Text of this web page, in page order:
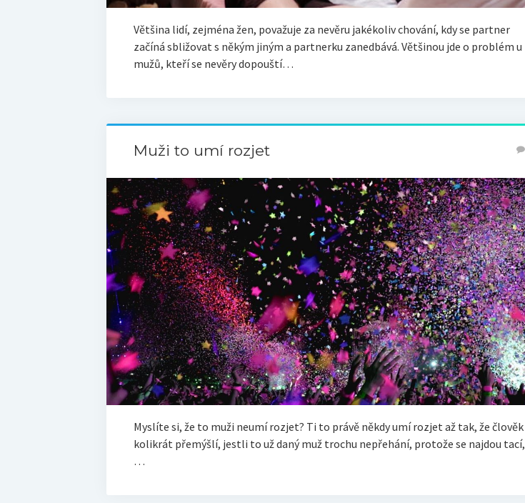
Většina lidí, zejména žen, považuje za nevěru jakékoliv chování, kdy se partner
začíná sbližovat s někým jiným a partnerku zanedbává. Většinou jde o problém u
mužů, kteří se nevěry dopouští…
Muži to umí rozjet
Myslíte si, že to muži neumí rozjet? Ti to právě někdy umí rozjet až tak, že člověk
kolikrát přemýšlí, jestli to už daný muž trochu nepřehání, protože se najdou tací,
…